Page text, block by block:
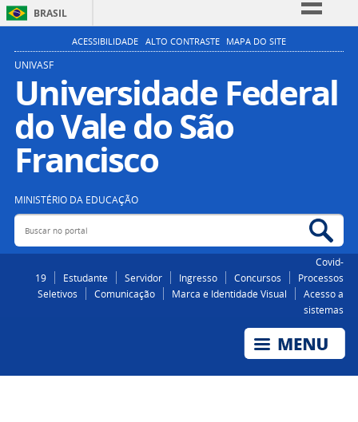
BRASIL
Simplifique!
Participe
Acesso à informação
Legislação
ACESSIBILIDADE ALTO CONTRASTE MAPA DO SITE
UNIVASF
Universidade Federal
do Vale do São
Francisco
MINISTÉRIO DA EDUCAÇÃO
Buscar no portal
Covid-
19
Estudante Servidor Ingresso Concursos
Processos
Seletivos
Comunicação Marca e Identidade Visual
Acesso a
sistemas